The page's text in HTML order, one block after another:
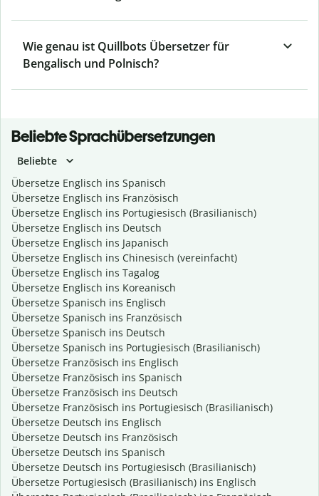
Wie genau ist Quillbots Übersetzer für
Bengalisch und Polnisch?
Beliebte Sprachübersetzungen
Beliebte
Übersetze Englisch ins Spanisch
Übersetze Englisch ins Französisch
Übersetze Englisch ins Portugiesisch (Brasilianisch)
Übersetze Englisch ins Deutsch
Übersetze Englisch ins Japanisch
Übersetze Englisch ins Chinesisch (vereinfacht)
Übersetze Englisch ins Tagalog
Übersetze Englisch ins Koreanisch
Übersetze Spanisch ins Englisch
Übersetze Spanisch ins Französisch
Übersetze Spanisch ins Deutsch
Übersetze Spanisch ins Portugiesisch (Brasilianisch)
Übersetze Französisch ins Englisch
Übersetze Französisch ins Spanisch
Übersetze Französisch ins Deutsch
Übersetze Französisch ins Portugiesisch (Brasilianisch)
Übersetze Deutsch ins Englisch
Übersetze Deutsch ins Französisch
Übersetze Deutsch ins Spanisch
Übersetze Deutsch ins Portugiesisch (Brasilianisch)
Übersetze Portugiesisch (Brasilianisch) ins Englisch